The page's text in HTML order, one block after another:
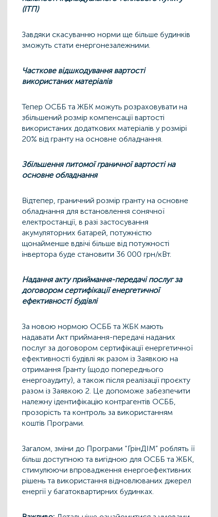
(ІТП)
Завдяки скасуванню норми ще більше будинків
зможуть стати енергонезалежними.
Часткове відшкодування вартості
використаних матеріалів
Тепер ОСББ та ЖБК можуть розраховувати на
збільшений розмір компенсації вартості
використаних додаткових матеріалів у розмірі
20% від гранту на основне обладнання.
Збільшення питомої граничної вартості на
основне обладнання
Відтепер, граничний розмір гранту на основне
обладнання для встановлення сонячної
електростанції, в разі застосування
акумуляторних батарей, потужністю
щонайменше вдвічі більше від потужності
інвертора буде становити 36 000 грн/кВт.
Надання акту приймання-передачі послуг за
договором сертифікації енергетичної
ефективності будівлі
За новою нормою ОСББ та ЖБК мають
надавати Акт приймання-передачі наданих
послуг за договором сертифікації енергетичної
ефективності будівлі як разом із Заявкою на
отримання Гранту (щодо попереднього
енергоаудиту), а також після реалізації проєкту
разом із Заявкою 2. Це допоможе забезпечити
належну ідентифікацію контрагентів ОСББ,
прозорість та контроль за використанням
коштів Програми.
Загалом, зміни до Програми “ГрінДІМ” роблять її
більш доступною та вигідною для ОСББ та ЖБК,
стимулюючи впровадження енергоефективних
рішень та використання відновлюваних джерел
енергії у багатоквартирних будинках.